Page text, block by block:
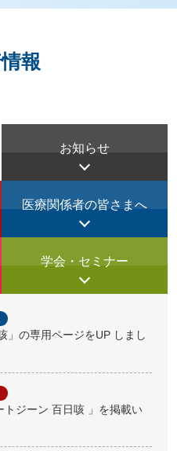
報
お知らせ
医療関係者の皆さまへ
学会・セミナー
」の専用ページをUP しまし
トジーン 百日咳 」を掲載い